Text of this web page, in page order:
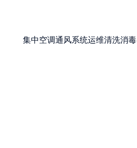
集中空调通风系统运维清洗消毒